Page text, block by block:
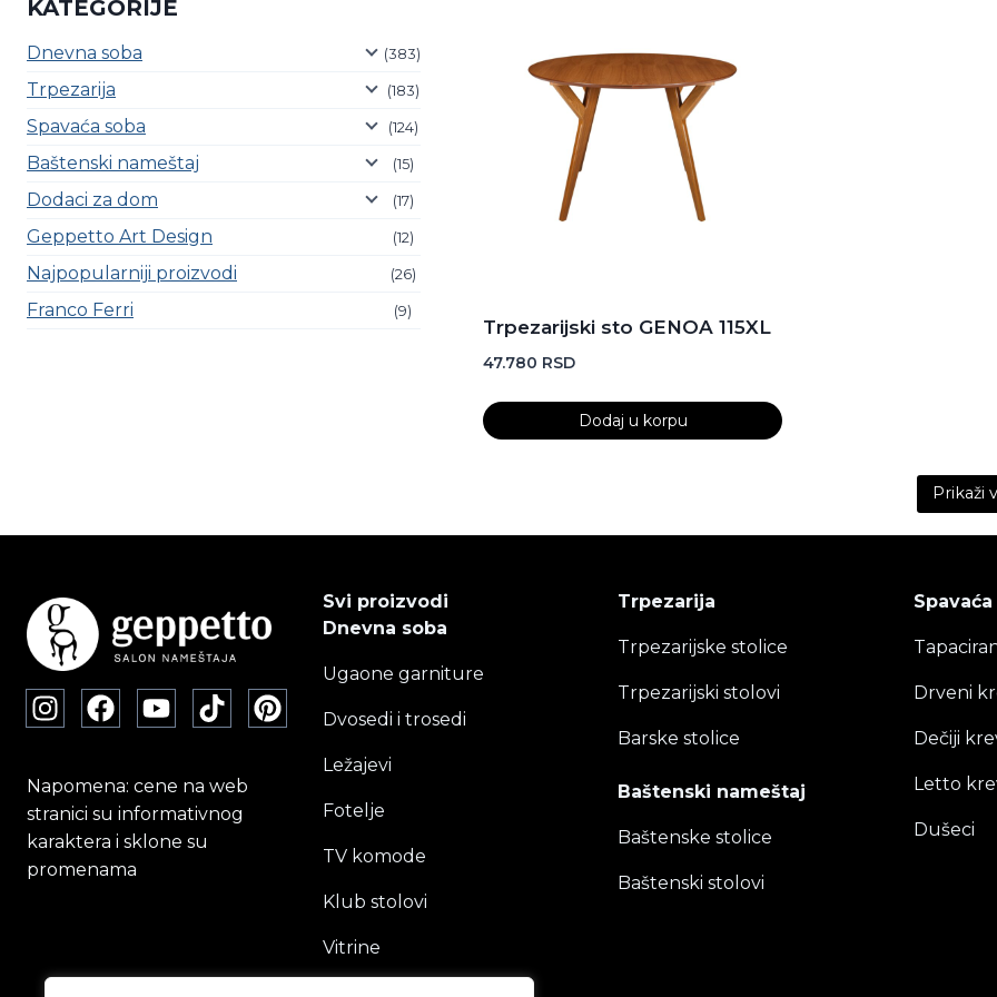
Trpezarijski sto GENOA 115XL
47.780 RSD
Dodaj u korpu
Prikaži
KATEGORIJE
Dnevna soba (383)
Trpezarija (183)
Spavaća soba (124)
Baštenski nameštaj (15)
Dodaci za dom (17)
Geppetto Art Design (12)
Najpopularniji proizvodi (26)
Franco Ferri (9)
Napomena: cene na web
stranici su informativnog
karaktera i sklone su
promenama
Svi proizvodi
Dnevna soba
Ugaone garniture
Dvosedi i trosedi
Ležajevi
Fotelje
TV komode
Klub stolovi
Vitrine
Trpezarija
Trpezarijske stolice
Trpezarijski stolovi
Barske stolice
Baštenski nameštaj
Baštenske stolice
Baštenski stolovi
Drveni
Dečiji
Letto
Dušeci